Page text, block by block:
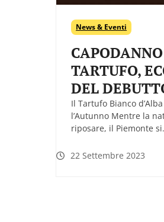
News & Eventi
TARTUFO,
DEL
Il Tartufo Bianco
l’Autunno Mentre la
riposare, il Piemonte
22 Settembre 2023